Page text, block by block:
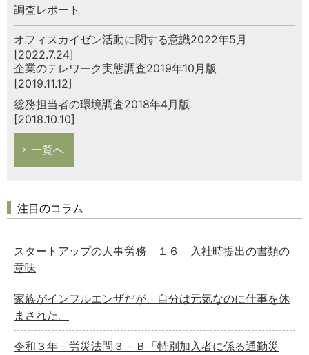
調査レポート
オフィスカイゼン活動に関する意識2022年5月
[2022.7.24]
企業のテレワーク実態調査2019年10月版
[2019.11.12]
総務担当者の環境調査2018年4月版
[2018.10.10]
一覧へ
注目のコラム
スタートアップの人事労務 １６ 入社時提出の書類の
意味
家族がインフルエンザだが、自分は元気なのに仕事を休
まされた。
令和３年－労災法問３－Ｂ「特別加入者に係る通勤災